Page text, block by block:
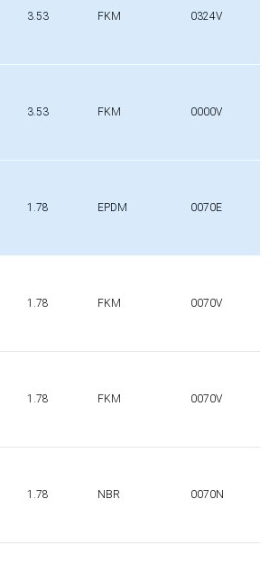
3.53 FKM 0324V
3.53 FKM 0000V
1.78 EPDM 0070E
1.78 FKM 0070V
1.78 FKM 0070V
1.78 NBR 0070N